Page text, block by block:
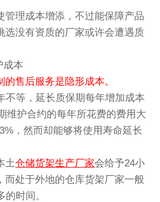
理成本增添，不过能保障产品
选没有资质的厂家或许会遭遇质
本
售后服务是隐形成本。
等，延长质保期每年增加成本
维护合约的每年所花费的费用大
，然而却能够将使用寿命延长
土仓储货架生产厂家会给予24小
而处于外地的仓库货架厂家一般
时间。